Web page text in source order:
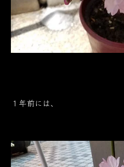
１年前には、